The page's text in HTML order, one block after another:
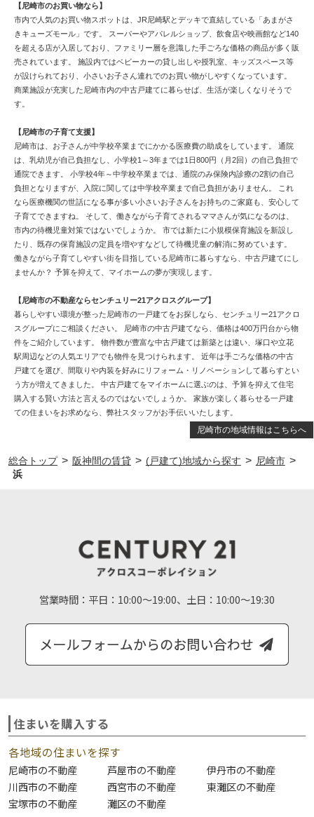
尼崎市の地域情報はこちらへ
【尼崎市のお買い物なら】
市内で人気のお買い物スポットは、JR尼崎駅とデッキで直結している「あまがさ
きキューズモール」です。 スーパーやアパレルショップ、飲食店や映画館など140
を超える店が入居しており、ファミリー層を意識した手ごろな価格の商品が多く販
売されています。 施設内ではベビーカーの貸し出しや授乳室、キッズスペース等
が設けられており、小さいお子さん連れでのお買い物がしやすくなっています。
商業施設が充実した尼崎市内の中古戸建てに暮らせば、生活が楽しくなりそうで
す。
【尼崎市の子育て支援】
尼崎市は、お子さんが中学校卒業までにかかる医療費の助成をしています。 通院
は、乳幼児が自己負担なし、小学校1～3年までは1日800円（月2回）の自己負担で
通院できます。 小学校4年～中学校卒業までは、通院のみ保険内診療の2割の自己
負担となりますが、入院に関しては中学校卒業まで自己負担がありません。 これ
なら医療機関の世話になる事が多い小さいお子さんをお持ちのご家庭も、安心して
子育てできますね。 そして、働きながら子育てされるママさんが気になるのは、
市内の待機児童対策ではないでしょうか。 市では新たに小規模保育施設を新設し
たり、既存の保育施設の定員を増やすなどして待機児童の解消に努めています。
働きながら子育てしやすい街を目指している尼崎市に暮らすなら、中古戸建てにし
ませんか？ 予算を抑えて、マイホームの夢が実現します。
【尼崎市の不動産ならセンチュリー21アクロスグループ】
暮らしやすい環境が整った尼崎市の一戸建てをお探しなら、センチュリー21アクロ
スグループにご相談ください。 尼崎市の中古戸建てなら、価格は400万円台から物
件をご紹介しています。 物件数が豊富な中古戸建ては新築とは違い、塚口や立花
駅周辺などの人気エリアでも物件を見つけられます。 近年は手ごろな価格の中古
戸建てを選び、間取りや内装を好みにリフォーム・リノベーションして暮らすとい
う方が増えてきました。 中古戸建てをマイホームに選ぶのは、予算を抑えて住宅
購入する賢い方法と言えるのではないでしょうか。 家族が楽しく暮らせる一戸建
ての住まいをお求めなら、弊社スタッフがお手伝いいたします。
総合トップ > 阪神間の賃貸 > (戸建て)地域から探す > 尼崎市 >
浜
営業時間： 平日：10:00～19:00、土日：10:00～19:30
住まいを購入する
各地域の住まいを探す
尼崎市の不動産 芦屋市の不動産
伊丹市の不動産
川西市の不動産
西宮市の不動産
東灘区の不動産
宝塚市の不動産
灘区の不動産